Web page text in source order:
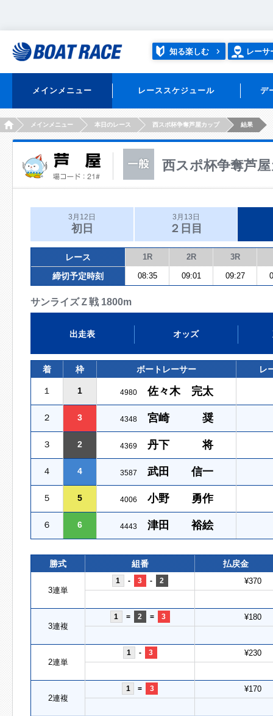
知る楽しむ レーサ
メインメニュー レーススケジュール デ
HOMEメインメニュー 本日のレース 西スポ杯争奪芦屋カップ 結果
西スポ杯争奪芦
3月12日
初日
3月13日
２日目
レース 1R 2R 3R
締切予定時刻 08:35 09:01 09:27
サンライズＺ戦 1800m
出走表 オッズ
着 枠 ボートレーサー レ
１ 1 4980 佐々木 完太
２ 3 4348 宮崎 奨
３ 2 4369 丹下 将
４ 4 3587 武田 信一
５ 5 4006 小野 勇作
６ 6 4443 津田 裕絵
勝式 組番 払戻金
3連単
1 - 3 - 2 ¥370
3連複
1 = 2 = 3 ¥180
2連単
1 - 3 ¥230
2連複
1 = 3 ¥170